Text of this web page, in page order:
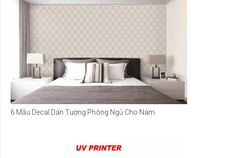
6 Mẫu Decal Dán Tường Phòng Ngủ Cho Nam